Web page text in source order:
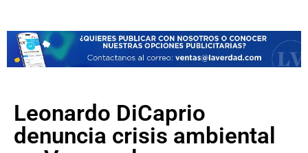
Leonardo DiCaprio
denuncia crisis ambiental